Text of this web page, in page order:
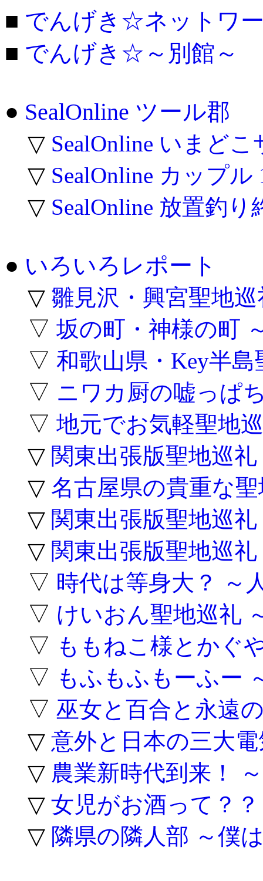
■ でんげき☆ネットワ
■ でんげき☆～別館～
● SealOnline ツール郡
▽ SealOnline いまど
▽ SealOnline カップ
▽ SealOnline 放置釣
● いろいろレポート
▽ 雛見沢・興宮聖地
▽ 坂の町・神様の町
▽ 和歌山県・Key半
▽ ニワカ厨の嘘っぱ
▽ 地元でお気軽聖地
▽ 関東出張版聖地巡
▽ 名古屋県の貴重な
▽ 関東出張版聖地巡
▽ 関東出張版聖地巡
▽ 時代は等身大？ ～
▽ けいおん聖地巡礼
▽ ももねこ様とかぐ
▽ もふもふもーふー
▽ 巫女と百合と永遠
▽ 意外と日本の三大
▽ 農業新時代到来！
▽ 女児がお酒って？
▽ 隣県の隣人部 ～僕